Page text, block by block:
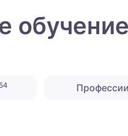
54 Профессии